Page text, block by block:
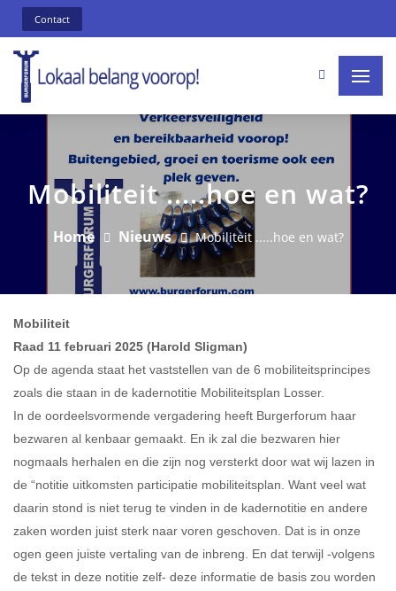
Contact
Mobiliteit .....hoe en wat?
Home Nieuws Mobiliteit .....hoe en wat?
Mobiliteit
Raad 11 februari 2025 (Harold Sligman)
Op de agenda staat het vaststellen van de 6 mobiliteitsprincipes
zoals die staan in de kadernotitie Mobiliteitsplan Losser.
In de oordeelsvormende vergadering heeft Burgerforum haar
bezwaren al kenbaar gemaakt. En ik zal die bezwaren hier
nogmaals herhalen en die zijn nog versterkt door wat wij lazen in
de “notitie uitkomsten participatie mobiliteitsplan. Want veel wat
daarin stond is niet terug te vinden in de kadernotitie en andere
zaken worden juist sterk naar voren geschoven. Dat is in onze
ogen geen juiste vertaling van de inbreng. En dat terwijl -volgens
de tekst in deze notitie zelf- deze informatie de basis zou worden